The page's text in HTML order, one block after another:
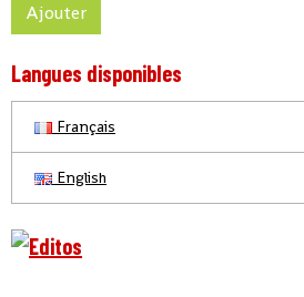
Ajouter
Langues disponibles
Français
English